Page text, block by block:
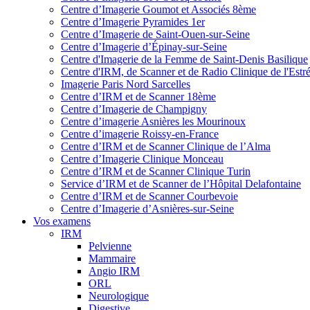
Centre d’Imagerie Goumot et Associés 8ème
Centre d’Imagerie Pyramides 1er
Centre d’Imagerie de Saint-Ouen-sur-Seine
Centre d’Imagerie d’Épinay-sur-Seine
Centre d'Imagerie de la Femme de Saint-Denis Basilique
Centre d'IRM, de Scanner et de Radio Clinique de
Imagerie Paris Nord Sarcelles
Centre d’IRM et de Scanner 18ème
Centre d’Imagerie de Champigny
Centre d’imagerie Asnières les Mourinoux
Centre d’imagerie Roissy-en-France
Centre d’IRM et de Scanner Clinique de l’Alma
Centre d’Imagerie Clinique Monceau
Centre d’IRM et de Scanner Clinique Turin
Service d’IRM et de Scanner de l’Hôpital Delafontaine
Centre d’IRM et de Scanner Courbevoie
Centre d’Imagerie d’Asnières-sur-Seine
Vos examens
IRM
Pelvienne
Mammaire
Angio IRM
ORL
Neurologique